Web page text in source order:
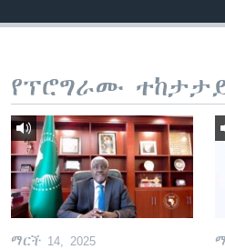
የፕሮግራሙ
ማርች 14, 2025